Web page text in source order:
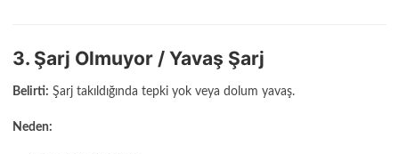
3. Şarj Olmuyor / Yavaş Şarj
Belirti: Şarj takıldığında tepki yok veya dolum yavaş.
Neden: